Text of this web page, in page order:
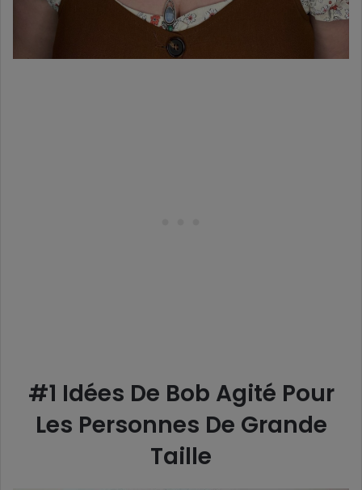
#1 Idées De Bob Agité Pour
Les Personnes De Grande
Taille